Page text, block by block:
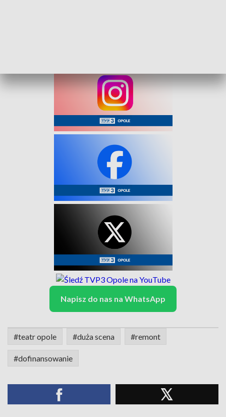
Napisz do nas na WhatsApp
#teatr opole #duża scena #remont
#dofinansowanie